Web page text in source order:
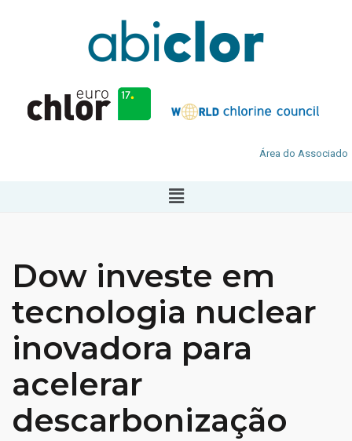
Área do Associado
Dow investe em
tecnologia nuclear
inovadora para
acelerar
descarbonização